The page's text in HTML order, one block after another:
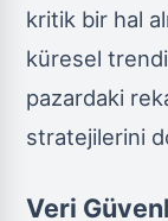
kritik bir hal
küresel
pazardaki
stratejilerini
Veri